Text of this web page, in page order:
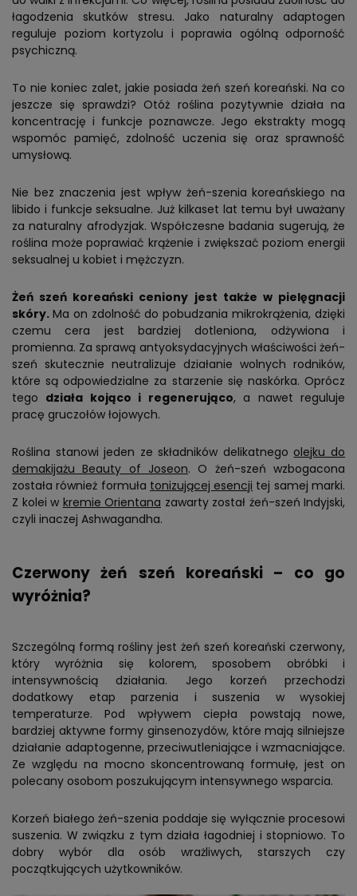
łagodzenia skutków stresu. Jako naturalny adaptogen
reguluje poziom kortyzolu i poprawia ogólną odporność
psychiczną.
To nie koniec zalet, jakie posiada żeń szeń koreański. Na co
jeszcze się sprawdzi? Otóż roślina pozytywnie działa na
koncentrację i funkcje poznawcze. Jego ekstrakty mogą
wspomóc pamięć, zdolność uczenia się oraz sprawność
umysłową.
Nie bez znaczenia jest wpływ żeń-szenia koreańskiego na
libido i funkcje seksualne. Już kilkaset lat temu był uważany
za naturalny afrodyzjak. Współczesne badania sugerują, że
roślina może poprawiać krążenie i zwiększać poziom energii
seksualnej u kobiet i mężczyzn.
Żeń szeń koreański ceniony jest także w pielęgnacji
skóry. Ma on zdolność do pobudzania mikrokrążenia, dzięki
czemu cera jest bardziej dotleniona, odżywiona i
promienna. Za sprawą antyoksydacyjnych właściwości żeń-
szeń skutecznie neutralizuje działanie wolnych rodników,
które są odpowiedzialne za starzenie się naskórka. Oprócz
tego działa kojąco i regenerująco, a nawet reguluje
pracę gruczołów łojowych.
Roślina stanowi jeden ze składników delikatnego olejku do
demakijażu Beauty of Joseon. O żeń-szeń wzbogacona
została również formuła tonizującej esencji tej samej marki.
Z kolei w kremie Orientana zawarty został żeń-szeń Indyjski,
czyli inaczej Ashwagandha.
Czerwony żeń szeń koreański – co go
wyróżnia?
Szczególną formą rośliny jest żeń szeń koreański czerwony,
który wyróżnia się kolorem, sposobem obróbki i
intensywnością działania. Jego korzeń przechodzi
dodatkowy etap parzenia i suszenia w wysokiej
temperaturze. Pod wpływem ciepła powstają nowe,
bardziej aktywne formy ginsenozydów, które mają silniejsze
działanie adaptogenne, przeciwutleniające i wzmacniające.
Ze względu na mocno skoncentrowaną formułę, jest on
polecany osobom poszukującym intensywnego wsparcia.
Korzeń białego żeń-szenia poddaje się wyłącznie procesowi
suszenia. W związku z tym działa łagodniej i stopniowo. To
dobry wybór dla osób wrażliwych, starszych czy
początkujących użytkowników.